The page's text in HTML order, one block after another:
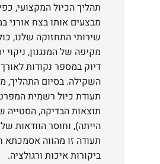
תהליך הכיול המקצועי,
מבצעים אותו בצח אורני
שירותי התחזוקה שלנו,
מקיפה של המנגנון, ניקוי
דיוק במספר נקודות
השקילה. בסיום התהליך,
תעודת כיול רשמית
תוצאות הבדיקה, הסטייה
הייתה), וחוסר הוודאות
תעודה זו מהווה אסמכתא
ביקורות איכות ורגולציה.